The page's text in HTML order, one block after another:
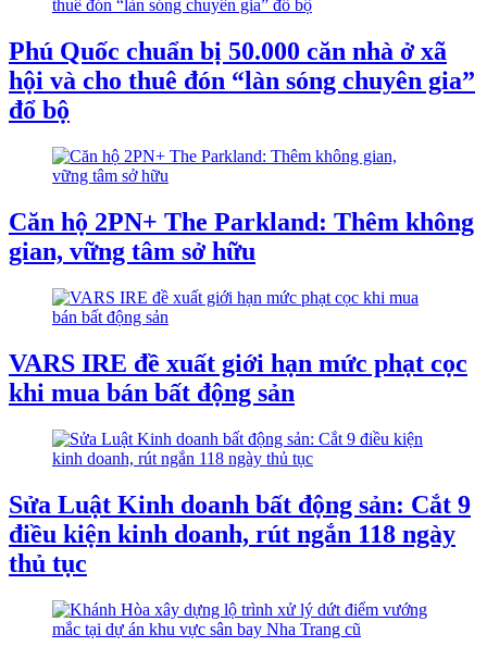
Phú Quốc chuẩn bị 50.000 căn nhà ở xã
hội và cho thuê đón “làn sóng chuyên gia”
đổ bộ
Căn hộ 2PN+ The Parkland: Thêm không
gian, vững tâm sở hữu
VARS IRE đề xuất giới hạn mức phạt cọc
khi mua bán bất động sản
Sửa Luật Kinh doanh bất động sản: Cắt 9
điều kiện kinh doanh, rút ngắn 118 ngày
thủ tục